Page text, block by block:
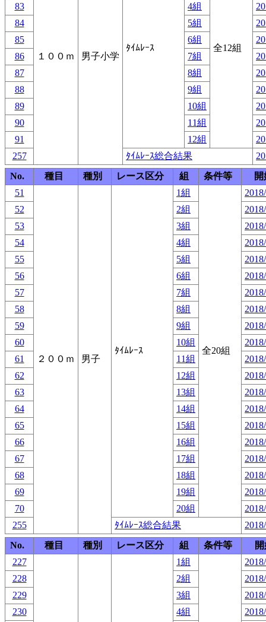
１００ｍ 男子小学
ﾀｲﾑﾚｰｽ 全12組
83
4組
84
5組
85
6組
86
7組
87
8組
88
9組
89
10組
90
11組
91
12組
257
ﾀｲﾑﾚｰｽ総合結果
No.
種目 種別 レース区分 組 条件等
51
２００ｍ 男子
ﾀｲﾑﾚｰｽ
1組
全20組
52
2組
53
3組
54
4組
55
5組
56
6組
57
7組
58
8組
59
9組
60
10組
61
11組
62
12組
63
13組
64
14組
65
15組
66
16組
67
17組
68
18組
69
19組
70
20組
255
ﾀｲﾑﾚｰｽ総合結果
No.
種目 種別 レース区分 組 条件等
227
1組
228
2組
229
3組
230
4組